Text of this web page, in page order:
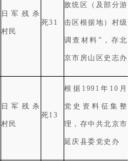
日军残杀
村民
死31
敌统区（及部分游
击区根据地）村级
调查材料”，存北
京市房山区史志办
日军残杀
村民
死13
根据 1991 年 10 月
党史资料征集整
理，存中共北京市
延庆县委党史办